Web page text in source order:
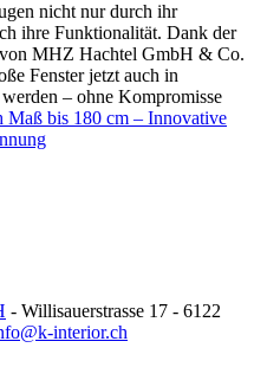
nicht nur durch ihr
ihre Funktionalität. Dank der
MHZ Hachtel GmbH & Co.
Fenster jetzt auch in
– ohne Kompromisse
Maß bis 180 cm – Innovative
- Willisauerstrasse 17 - 6122
interior.ch